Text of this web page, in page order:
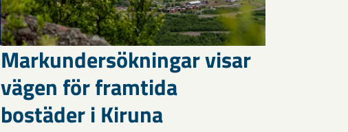
Markundersökningar visar
vägen för framtida
bostäder i Kiruna